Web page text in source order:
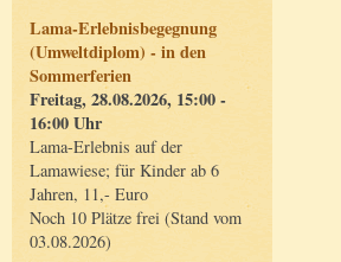
Lama-Erlebnisbegegnung
(Umweltdiplom) - in den
Sommerferien
Freitag, 28.08.2026, 15:00 -
16:00 Uhr
Lama-Erlebnis auf der
Lamawiese; für Kinder ab 6
Jahren, 11,- Euro
Noch 10 Plätze frei (Stand vom
03.08.2026)